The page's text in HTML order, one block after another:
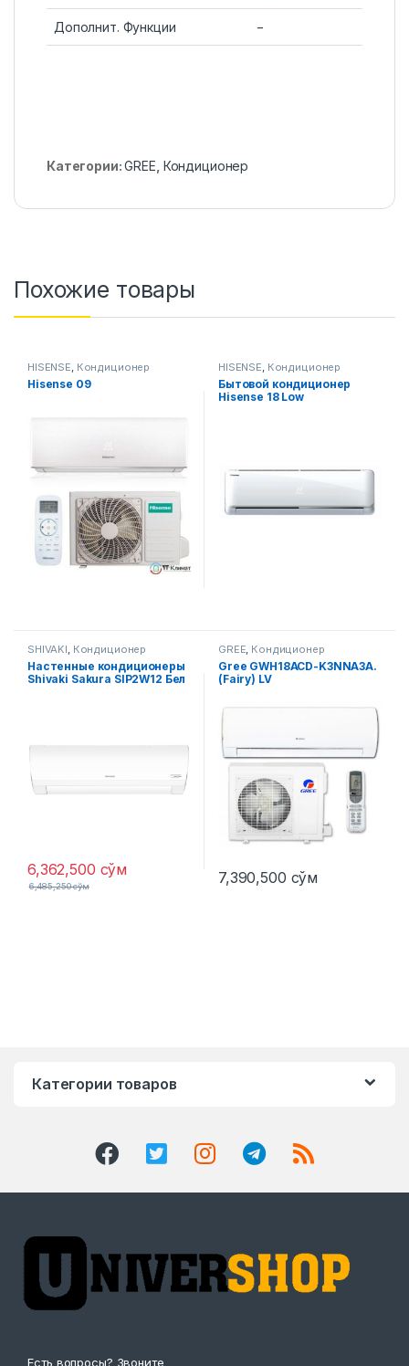
Дополнит. Функции −
Категории:GREE Кондиционер
Похожие товары
HISENSE, Кондиционер
Hisense 09
HISENSE, Кондиционер
Бытовой кондиционер
Hisense 18 Low
SHIVAKI, Кондиционер
Настенные кондиционеры
Shivaki Sakura SIP2W12 Бел
6,362,500 сўм
6,485,250сўм
GREE, Кондиционер
Gree GWH18ACD-K3NNA3A.
(Fairy) LV
7,390,500 сўм
Категории товаров
Есть вопросы? Звоните